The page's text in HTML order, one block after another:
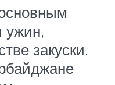
ужин,
закуски.